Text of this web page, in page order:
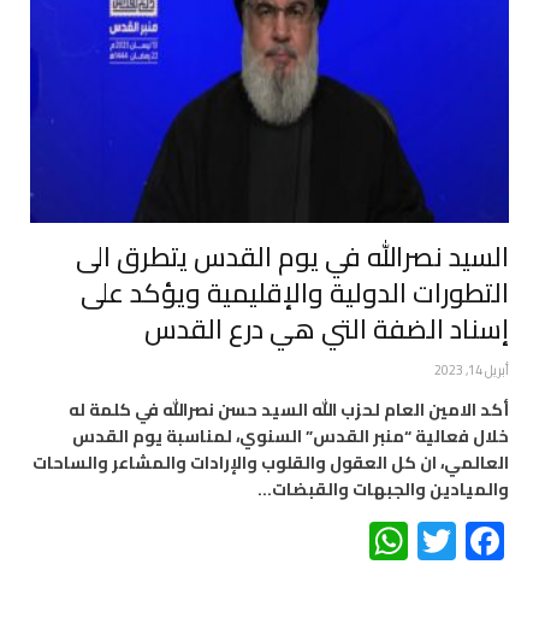
السيد نصرالله في يوم القدس يتطرق الى
التطورات الدولية والإقليمية ويؤكد على
إسناد الضفة التي هي درع القدس
أبريل 14, 2023
أكد الامين العام لحزب الله السيد حسن نصرالله في كلمة له
خلال فعالية “منبر القدس” السنوي، لمناسبة يوم القدس
العالمي، ان كل العقول والقلوب والإرادات والمشاعر والساحات
والميادين والجبهات والقبضات…
Facebook
Twitter